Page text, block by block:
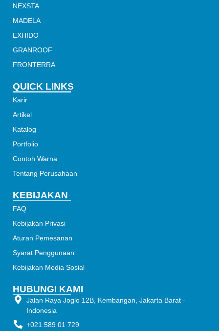
NEXSTA
MADELA
EXHIDO
GRANROOF
FRONTERRA
QUICK LINKS
Karir
Artikel
Katalog
Portfolio
Contoh Warna
Tentang Perusahaan
KEBIJAKAN
FAQ
Kebijakan Privasi
Aturan Pemesanan
Syarat Penggunaan
Kebijakan Media Sosial
HUBUNGI KAMI
Jalan Raya Joglo 12B, Kembangan, Jakarta Barat -
Indonesia
+021 589 01 729